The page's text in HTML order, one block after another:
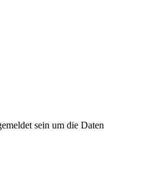
sein um die Daten